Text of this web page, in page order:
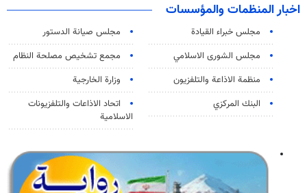
اخبار المنظمات والمؤسسات
مجلس خبراء القيادة
مجلس صيانة الدستور
مجلس الشورى الاسلامي
مجمع تشخيص مصلحة النظام
منظمة الاذاعة والتلفزیون
وزارة الخارجية
البنك المركزي
اتحاد الاذاعات والتلفزيونات
الاسلامية